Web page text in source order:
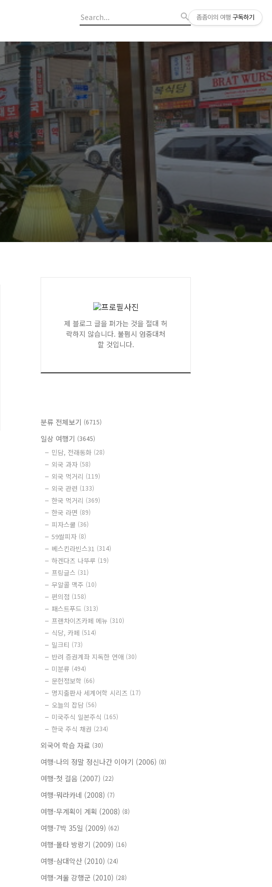
제 블로그 글을 퍼가는 것을 절대 허
락하지 않습니다. 불펌시 엄중대처
할 것입니다.
분류 전체보기 (6715)
일상 여행기 (3645)
민담, 전래동화 (28)
외국 과자 (58)
외국 먹거리 (119)
외국 관련 (133)
한국 먹거리 (369)
한국 라면 (89)
피자스쿨 (36)
59쌀피자 (8)
베스킨라빈스31 (314)
하겐다즈 나뚜루 (19)
프링글스 (31)
무알콜 맥주 (10)
편의점 (158)
패스트푸드 (313)
프랜차이즈카페 메뉴 (310)
식당, 카페 (514)
밀크티 (73)
반려 증권계좌 지독한 연애 (30)
미분류 (494)
문헌정보학 (66)
명지출판사 세계어학 시리즈 (17)
오늘의 잡담 (56)
미국주식 일본주식 (165)
한국 주식 채권 (234)
외국어 학습 자료 (30)
여행-나의 정말 정신나간 이야기 (2006) (8)
여행-첫 걸음 (2007) (22)
여행-뭐라카네 (2008) (7)
여행-무계획이 계획 (2008) (8)
여행-7박 35일 (2009) (62)
여행-몰타 방랑기 (2009) (16)
여행-삼대악산 (2010) (24)
여행-겨울 강행군 (2010) (28)
좀좀이의 여행 구독하기